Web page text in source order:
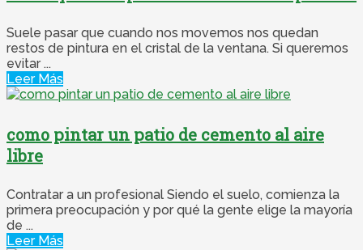
Suele pasar que cuando nos movemos nos quedan
restos de pintura en el cristal de la ventana. Si queremos
evitar ...
Leer Más
como pintar un patio de cemento al aire
libre
Contratar a un profesional Siendo el suelo, comienza la
primera preocupación y por qué la gente elige la mayoría
de ...
Leer Más